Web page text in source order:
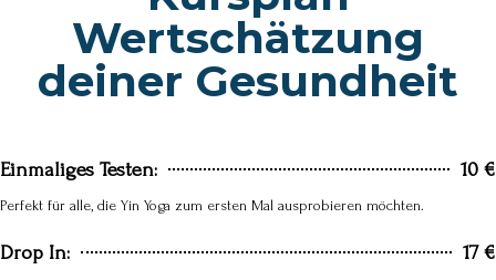
Wertschätzung
deiner Gesundheit
Einmaliges Testen: 10 €
Perfekt für alle, die Yin Yoga zum ersten Mal ausprobieren möchten.
Drop In: 17 €